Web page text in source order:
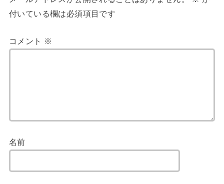
付いている欄は必須項目です
コメント ※
名前